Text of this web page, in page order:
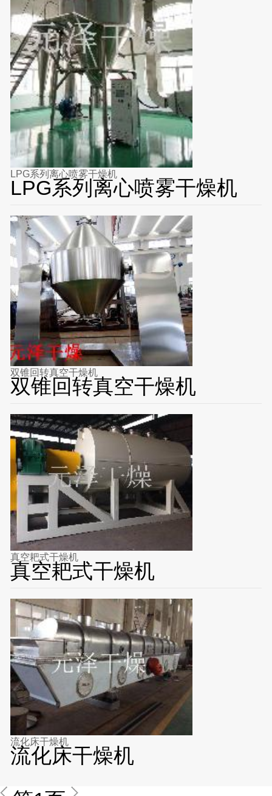
LPG系列离心喷雾干燥机
LPG系列离心喷雾干燥机
双锥回转真空干燥机
双锥回转真空干燥机
真空耙式干燥机
真空耙式干燥机
流化床干燥机
流化床干燥机